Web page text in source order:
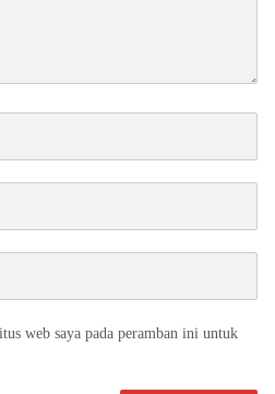
web saya pada peramban ini untuk